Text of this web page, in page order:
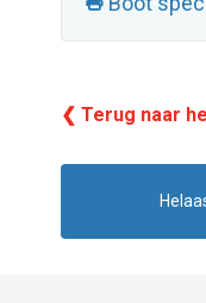
❮ Terug naar